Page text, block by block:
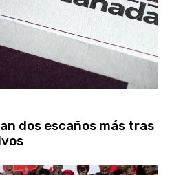
dos escaños más tras